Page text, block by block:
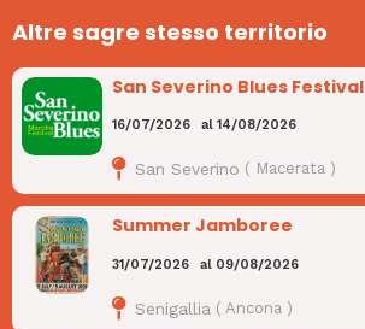
Altre sagre stesso territorio
San Severino Blues Festival
16/07/2026 al 14/08/2026
San Severino ( Macerata)
Summer Jamboree
31/07/2026 al 09/08/2026
Senigallia ( Ancona )